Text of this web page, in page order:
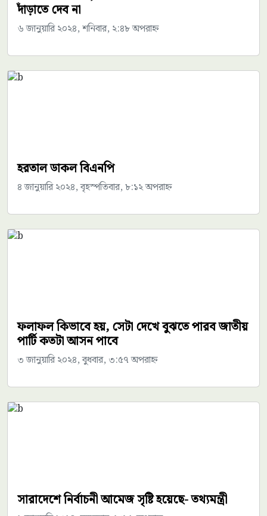
দাঁড়াতে দেব না
৬ জানুয়ারি ২০২৪, শনিবার, ২:৪৮ অপরাহ্ন
হরতাল ডাকল বিএনপি
৪ জানুয়ারি ২০২৪, বৃহস্পতিবার, ৮:১২ অপরাহ্ন
ফলাফল কিভাবে হয়, সেটা দেখে বুঝতে পারব জাতীয়
পার্টি কতটা আসন পাবে
৩ জানুয়ারি ২০২৪, বুধবার, ৩:৫৭ অপরাহ্ন
সারাদেশে নির্বাচনী আমেজ সৃষ্টি হয়েছে- তথ্যমন্ত্রী